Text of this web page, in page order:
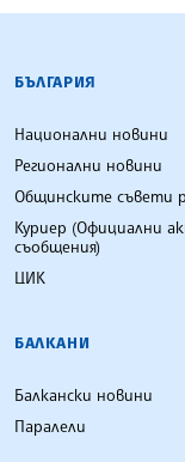
БЪЛГАРСКА
БЪЛГАРИЯ
Национални новини
Регионални новини
Общинските съвети
Куриер (Официални
съобщения)
ЦИК
БАЛКАНИ
Балкански новини
Паралели